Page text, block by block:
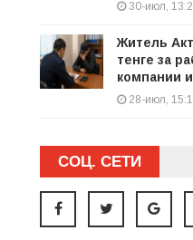
30-июл,
Житель
тенге за
компании
28-июл,
СОЦ. СЕТИ